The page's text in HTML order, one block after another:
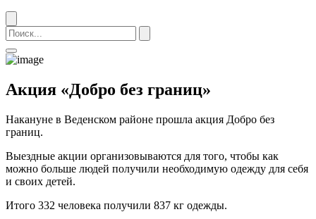
Акция «Добро без границ»
Накануне в Веденском районе прошла акция Добро без
границ.
Выездные акции организовываются для того, чтобы как
можно больше людей получили необходимую одежду для себя
и своих детей.
Итого 332 человека получили 837 кг одежды.